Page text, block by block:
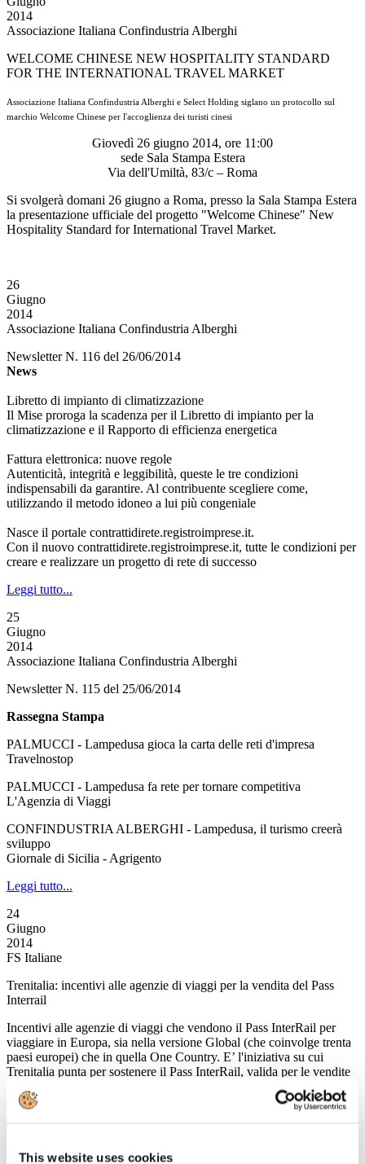
This website uses cookies
2014
Associazione Italiana Confindustria Alberghi
WELCOME CHINESE NEW HOSPITALITY STANDARD
FOR THE INTERNATIONAL TRAVEL MARKET
Associazione Italiana Confindustria Alberghi e Select Holding siglano un protocollo sul
marchio Welcome Chinese per l'accoglienza dei turisti cinesi
Giovedì 26 giugno 2014, ore 11:00
sede Sala Stampa Estera
Via dell'Umiltà, 83/c – Roma
Si svolgerà domani 26 giugno a Roma, presso la Sala Stampa Estera
la presentazione ufficiale del progetto "Welcome Chinese" New
Hospitality Standard for International Travel Market.
26
Giugno
2014
Associazione Italiana Confindustria Alberghi
Newsletter N. 116 del 26/06/2014
News
Libretto di impianto di climatizzazione
Il Mise proroga la scadenza per il Libretto di impianto per la
climatizzazione e il Rapporto di efficienza energetica
Fattura elettronica: nuove regole
Autenticità, integrità e leggibilità, queste le tre condizioni
indispensabili da garantire. Al contribuente scegliere come,
utilizzando il metodo idoneo a lui più congeniale
Nasce il portale contrattidirete.registroimprese.it.
Con il nuovo contrattidirete.registroimprese.it, tutte le condizioni per
creare e realizzare un progetto di rete di successo
Leggi tutto...
25
Giugno
2014
Associazione Italiana Confindustria Alberghi
Newsletter N. 115 del 25/06/2014
Rassegna Stampa
PALMUCCI - Lampedusa gioca la carta delle reti d'impresa
Travelnostop
PALMUCCI - Lampedusa fa rete per tornare competitiva
L'Agenzia di Viaggi
CONFINDUSTRIA ALBERGHI - Lampedusa, il turismo creerà
sviluppo
Giornale di Sicilia - Agrigento
Leggi tutto...
24
Giugno
2014
FS Italiane
Trenitalia: incentivi alle agenzie di viaggi per la vendita del Pass
Interrail
Incentivi alle agenzie di viaggi che vendono il Pass InterRail per
viaggiare in Europa, sia nella versione Global (che coinvolge trenta
paesi europei) che in quella One Country. E’ l'iniziativa su cui
Trenitalia punta per sostenere il Pass InterRail, valida per le vendite
effettuate fino al 30 settembre 2014. Il Pass InterRail è acquistabile
dai clienti di tutte le età, per viaggi in prima e in seconda classe, e
consente di viaggiare ed esplorare l’Europa a bordo dei treni delle
(Per maggiori informazioni:www.trenitalia.com)